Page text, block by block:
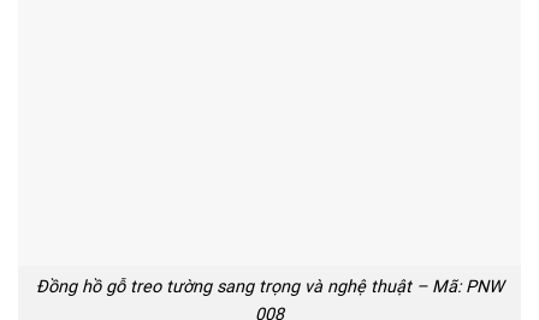
Đồng hồ gỗ treo tường sang trọng và nghệ thuật – Mã: PNW
008